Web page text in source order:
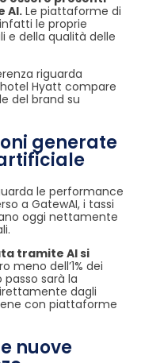
AI. Le piattaforme di
le proprie
e della qualità delle
riguarda
Hyatt compare
del brand su
generate
le performance
a GatewAI, i tassi
oggi nettamente
tramite AI si
meno dell’1% dei
passo sarà la
dagli
con piattaforme
nuove